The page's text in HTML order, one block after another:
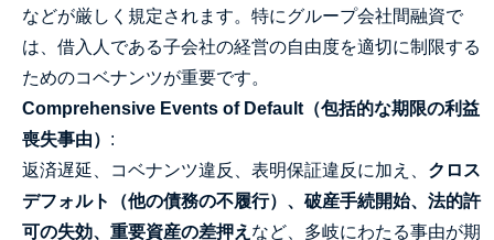
などが厳しく規定されます。特にグループ会社間融資で
は、借入人である子会社の経営の自由度を適切に制限する
ためのコベナンツが重要です。
Comprehensive Events of Default（包括的な期限の利益
喪失事由） :
返済遅延、コベナンツ違反、表明保証違反に加え、 クロス
デフォルト（他の債務の不履行）、破産手続開始、法的許
可の失効、重要資産の差押え など、多岐にわたる事由が期